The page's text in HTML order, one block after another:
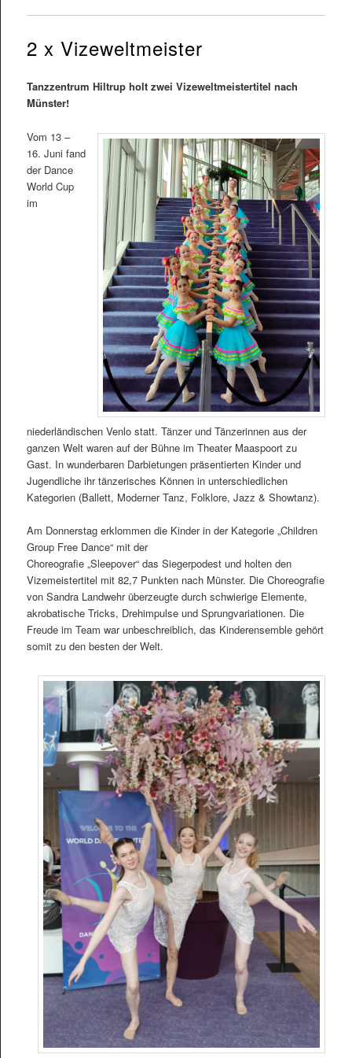
2 x Vizeweltmeister
Tanzzentrum Hiltrup holt zwei Vizeweltmeistertitel nach
Münster!
Vom 13 –
16. Juni fand
der Dance
World Cup
im
niederländischen Venlo statt. Tänzer und Tänzerinnen aus der
ganzen Welt waren auf der Bühne im Theater Maaspoort zu
Gast. In wunderbaren Darbietungen präsentierten Kinder und
Jugendliche ihr tänzerisches Können in unterschiedlichen
Kategorien (Ballett, Moderner Tanz, Folklore, Jazz & Showtanz).
Am Donnerstag erklommen die Kinder in der Kategorie „Children
Group Free Dance“ mit der
Choreografie „Sleepover“ das Siegerpodest und holten den
Vizemeistertitel mit 82,7 Punkten nach Münster. Die Choreografie
von Sandra Landwehr überzeugte durch schwierige Elemente,
akrobatische Tricks, Drehimpulse und Sprungvariationen. Die
Freude im Team war unbeschreiblich, das Kinderensemble gehört
somit zu den besten der Welt.